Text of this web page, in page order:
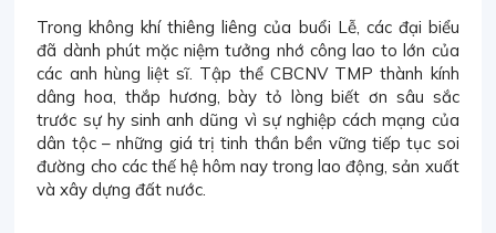
Trong không khí thiêng liêng của buổi Lễ, các đại biểu
đã dành phút mặc niệm tưởng nhớ công lao to lớn của
các anh hùng liệt sĩ. Tập thể CBCNV TMP thành kính
dâng hoa, thắp hương, bày tỏ lòng biết ơn sâu sắc
trước sự hy sinh anh dũng vì sự nghiệp cách mạng của
dân tộc – những giá trị tinh thần bền vững tiếp tục soi
đường cho các thế hệ hôm nay trong lao động, sản xuất
và xây dựng đất nước.